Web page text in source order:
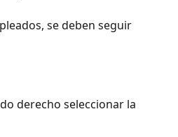
se deben seguir
derecho seleccionar la